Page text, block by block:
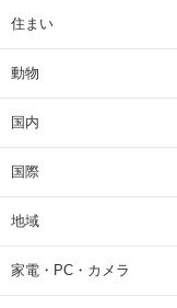
住まい
動物
国内
国際
地域
家電・PC・カメラ